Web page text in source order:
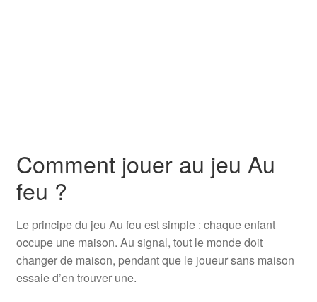
Comment jouer au jeu Au
feu ?
Le principe du jeu Au feu est simple : chaque enfant
occupe une maison. Au signal, tout le monde doit
changer de maison, pendant que le joueur sans maison
essaie d’en trouver une.